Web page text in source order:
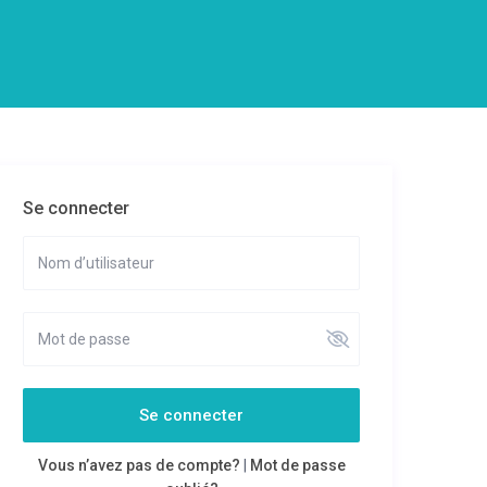
Se connecter
Se connecter
Vous n’avez pas de compte?
Mot de passe